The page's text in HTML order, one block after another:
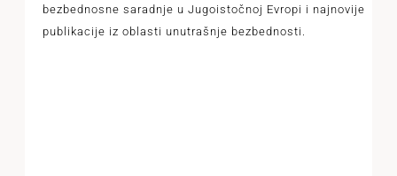
bezbednosne saradnje u Jugoistočnoj Evropi i najnovije
publikacije iz oblasti unutrašnje bezbednosti.